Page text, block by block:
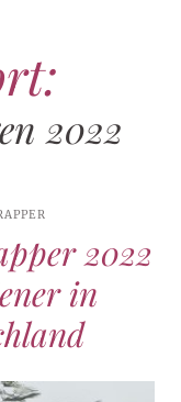
2022
2022
in